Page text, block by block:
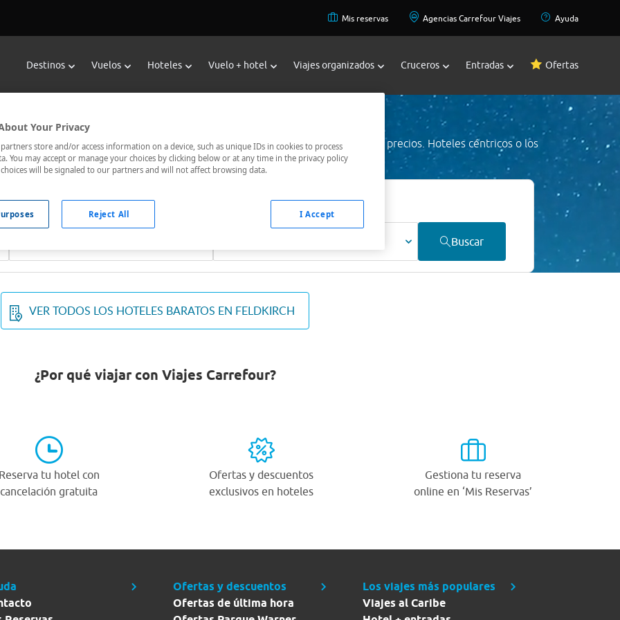
Mis reservas Agencias Carrefour Viajes Ayuda
Destinos Vuelos Hoteles Vuelo + hotel Viajes organizados Cruceros Entradas Ofertas
Reservar Hoteles en Feldkirch
de Viajes Carrefour te ofrecehoteles baratos en Feldkircha los mejores precios. Hoteles céntricos o los
el hotel que busques nosotros te lo encontramos al mejor precio.
Fechas *
Buscar
VER TODOS LOS HOTELES BARATOS EN FELDKIRCH
¿Por qué viajar con Viajes Carrefour?
Reserva tu hotel con
cancelación gratuita
Ofertas y descuentos
exclusivos en hoteles
Gestiona tu reserva
online en ‘Mis Reservas’
Ofertas y descuentos
Ofertas de última hora
Los viajes más populares
Viajes al Caribe
Your Privacy
store and/or access information on a device, such as unique IDs in cookies to process
You may accept or manage your choices by clicking below or at any time in the privacy policy
choices will be signaled to our partners and will not affect browsing data.
Reject All I Accept